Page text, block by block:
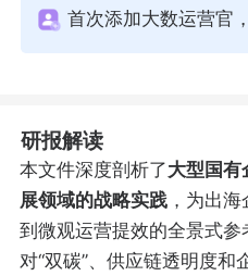
首次添加大数运营官
研报解读
本文件深度剖析了大型国有
展领域的战略实践，为出海
到微观运营提效的全景式
对“双碳”、供应链透明度和